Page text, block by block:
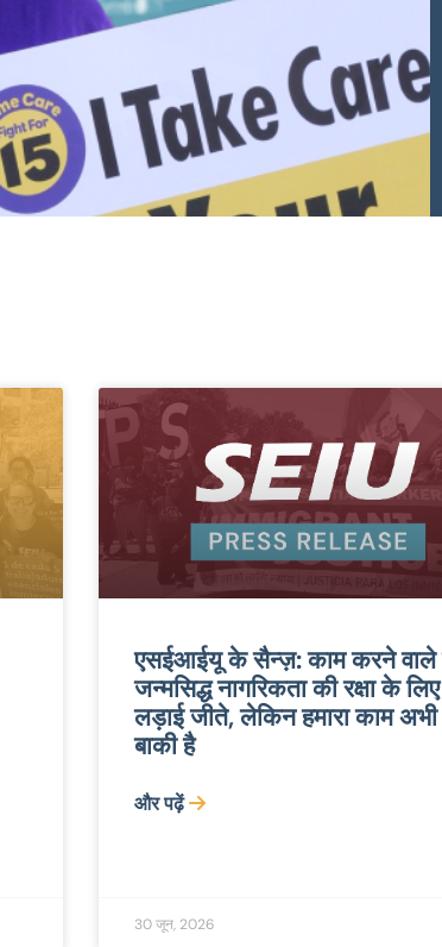
एसईआईयू के सैन्ज़: काम करने वाले
जन्मसिद्ध नागरिकता की रक्षा के लिए
लड़ाई जीते, लेकिन हमारा काम अभी
बाकी है
और पढ़ें
30 जून, 2026